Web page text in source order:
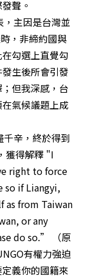
聲。
主因是台灣並
，非締約國與
勾選上直覺勾
生後所會引發
但我深感，台
氣候議題上成
辛，終於得到
獲得解釋 "I
right to force
so if Liangyi,
from Taiwan
or any
do so.” （原
有權力強迫
義你的國籍來